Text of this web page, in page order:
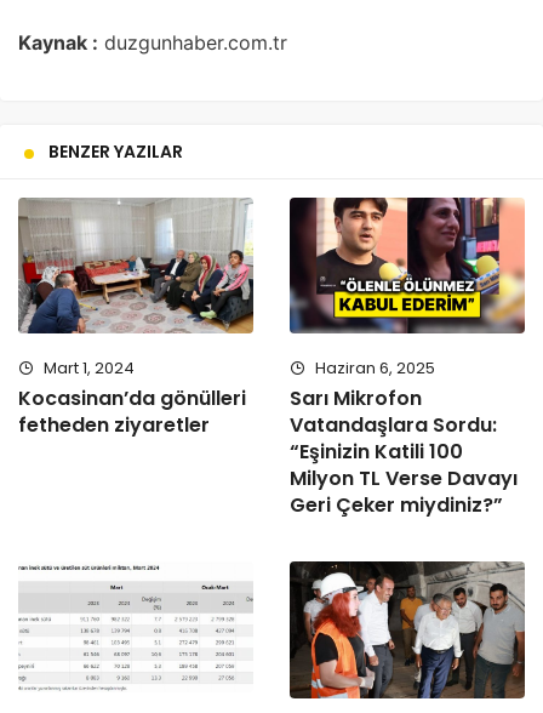
Kaynak : duzgunhaber.com.tr
BENZER YAZILAR
Mart 1, 2024
Kocasinan’da gönülleri
fetheden ziyaretler
Haziran 6, 2025
Sarı Mikrofon
Vatandaşlara Sordu:
“Eşinizin Katili 100
Milyon TL Verse Davayı
Geri Çeker miydiniz?”